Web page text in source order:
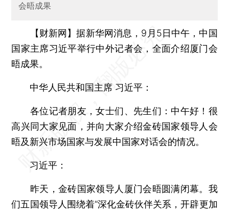
会晤成果
【财新网】据新华网消息，9月5日中午，中国
国家主席习近平举行中外记者会，全面介绍厦门会
晤成果。
中华人民共和国主席 习近平：
各位记者朋友，女士们、先生们：中午好！很
高兴同大家见面，并向大家介绍金砖国家领导人会
晤及新兴市场国家与发展中国家对话会的情况。
习近平：
昨天，金砖国家领导人厦门会晤圆满闭幕。我
们五国领导人围绕着“深化金砖伙伴关系，开辟更加